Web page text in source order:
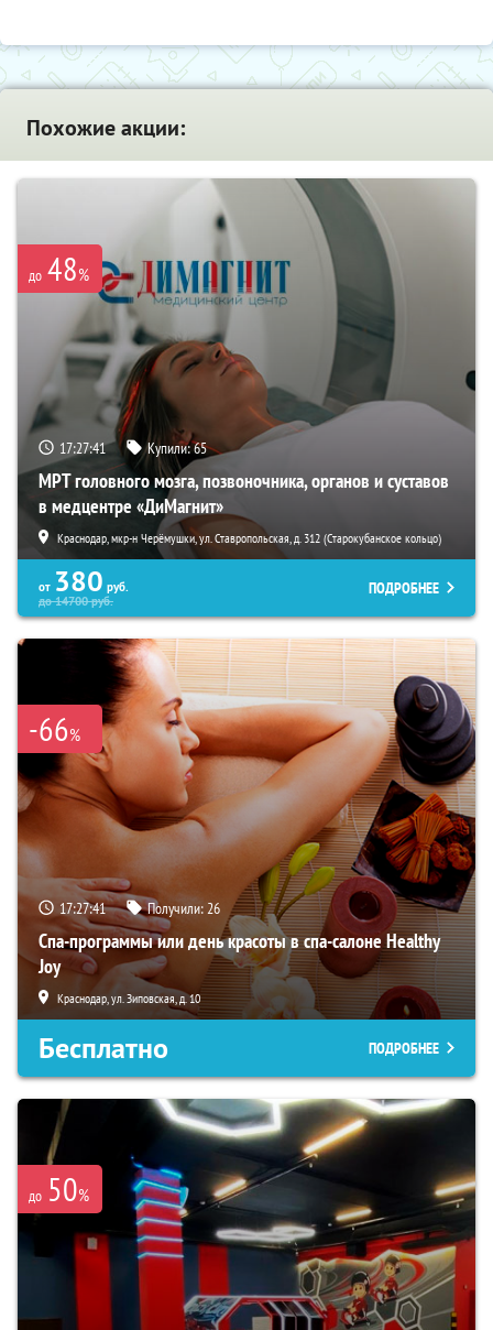
Похожие акции:
до 48%
17:27:40 Купили:65
МРТ головного мозга, позвоночника, органов и суставов
в медцентре «ДиМагнит»
Краснодар, мкр-н Черёмушки, ул. Ставропольская, д. 312 (Старокубанское кольцо)
от 380 руб.
до14700руб.
ПОДРОБНЕЕ
-66%
17:27:40 Получили:26
Спа-программы или день красоты в спа-салоне Healthy
Joy
Краснодар, ул. Зиповская, д. 10
Бесплатно ПОДРОБНЕЕ
до 50%